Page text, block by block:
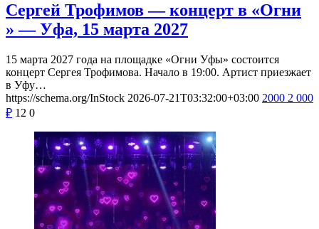
Сергей Трофимов — концерт в «Огни
» — Уфа, 15 марта 2027
15 марта 2027 года на площадке «Огни Уфы» состоится
концерт Сергея Трофимова. Начало в 19:00. Артист приезжает
в Уфу…
https://schema.org/InStock 2026-07-21T03:32:00+03:00 2000 2 000
₽ 12 0